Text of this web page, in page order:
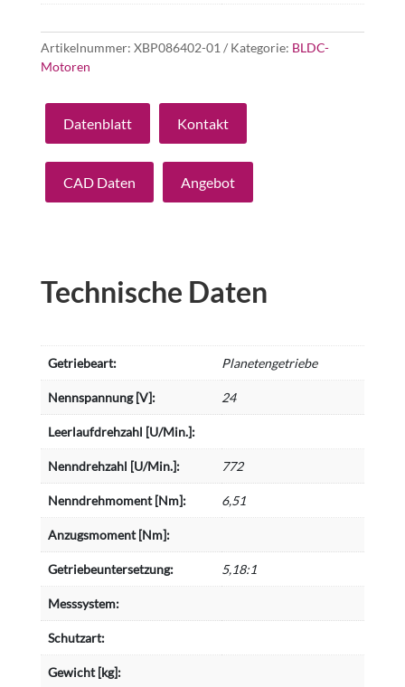
Artikelnummer: XBP086402-01 Kategorie: BLDC-
Motoren
Datenblatt Kontakt
CAD Daten Angebot
Technische Daten
Getriebeart: Planetengetriebe
Nennspannung [V]: 24
Leerlaufdrehzahl [U/Min.]:
Nenndrehzahl [U/Min.]: 772
Nenndrehmoment [Nm]: 6,51
Anzugsmoment [Nm]:
Getriebeuntersetzung: 5,18:1
Messsystem:
Schutzart:
Gewicht [kg]: